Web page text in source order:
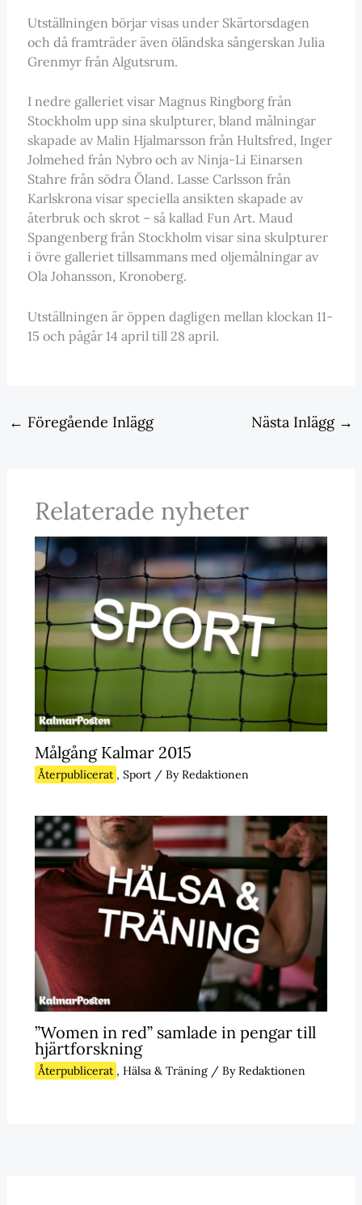
Utställningen börjar visas under Skärtorsdagen
och då framträder även öländska sångerskan Julia
Grenmyr från Algutsrum.
I nedre galleriet visar Magnus Ringborg från
Stockholm upp sina skulpturer, bland målningar
skapade av Malin Hjalmarsson från Hultsfred, Inger
Jolmehed från Nybro och av Ninja-Li Einarsen
Stahre från södra Öland. Lasse Carlsson från
Karlskrona visar speciella ansikten skapade av
återbruk och skrot – så kallad Fun Art. Maud
Spangenberg från Stockholm visar sina skulpturer
i övre galleriet tillsammans med oljemålningar av
Ola Johansson, Kronoberg.
Utställningen är öppen dagligen mellan klockan 11-
15 och pågår 14 april till 28 april.
← Föregående Inlägg Nästa Inlägg →
Relaterade nyheter
Målgång Kalmar 2015
Återpublicerat , Sport/ ByRedaktionen
”Women in red” samlade in pengar till
hjärtforskning
Återpublicerat , Hälsa & Träning/ ByRedaktionen